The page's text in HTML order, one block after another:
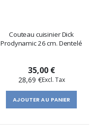
Couteau cuisinier Dick
Prodynamic 26 cm. Dentelé
35,00 €
28,69 €
AJOUTER AU PANIER